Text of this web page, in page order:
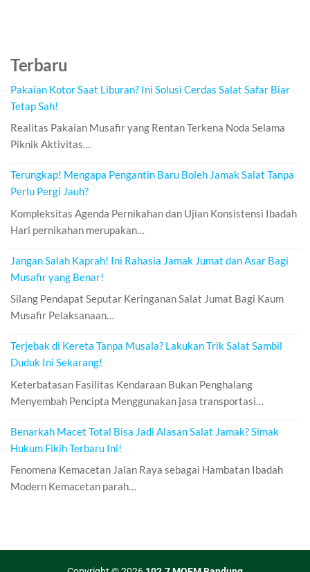
Terbaru
Pakaian Kotor Saat Liburan? Ini Solusi Cerdas Salat Safar Biar
Tetap Sah!
Realitas Pakaian Musafir yang Rentan Terkena Noda Selama
Piknik Aktivitas…
Terungkap! Mengapa Pengantin Baru Boleh Jamak Salat Tanpa
Perlu Pergi Jauh?
Kompleksitas Agenda Pernikahan dan Ujian Konsistensi Ibadah
Hari pernikahan merupakan…
Jangan Salah Kaprah! Ini Rahasia Jamak Jumat dan Asar Bagi
Musafir yang Benar!
Silang Pendapat Seputar Keringanan Salat Jumat Bagi Kaum
Musafir Pelaksanaan…
Terjebak di Kereta Tanpa Musala? Lakukan Trik Salat Sambil
Duduk Ini Sekarang!
Keterbatasan Fasilitas Kendaraan Bukan Penghalang
Menyembah Pencipta Menggunakan jasa transportasi…
Benarkah Macet Total Bisa Jadi Alasan Salat Jamak? Simak
Hukum Fikih Terbaru Ini!
Fenomena Kemacetan Jalan Raya sebagai Hambatan Ibadah
Modern Kemacetan parah…